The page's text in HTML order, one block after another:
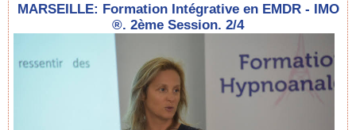
MARSEILLE: Formation Intégrative en EMDR - IMO
®. 2ème Session. 2/4